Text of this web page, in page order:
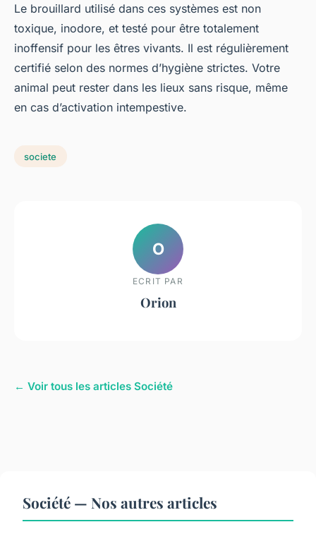
Le brouillard utilisé dans ces systèmes est non
toxique, inodore, et testé pour être totalement
inoffensif pour les êtres vivants. Il est régulièrement
certifié selon des normes d’hygiène strictes. Votre
animal peut rester dans les lieux sans risque, même
en cas d’activation intempestive.
societe
O
ECRIT PAR
Orion
← Voir tous les articles Société
Société — Nos autres articles